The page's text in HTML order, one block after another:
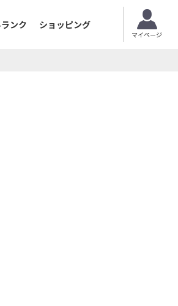
ンク ショッピング
マイページ